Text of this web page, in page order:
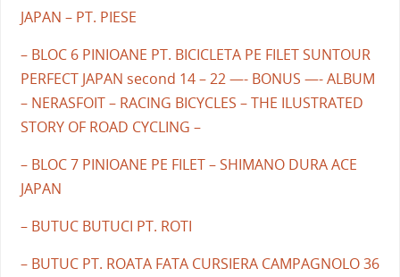
JAPAN – PT. PIESE
– BLOC 6 PINIOANE PT. BICICLETA PE FILET SUNTOUR
PERFECT JAPAN second 14 – 22 —- BONUS —- ALBUM
– NERASFOIT – RACING BICYCLES – THE ILUSTRATED
STORY OF ROAD CYCLING –
– BLOC 7 PINIOANE PE FILET – SHIMANO DURA ACE
JAPAN
– BUTUC BUTUCI PT. ROTI
– BUTUC PT. ROATA FATA CURSIERA CAMPAGNOLO 36